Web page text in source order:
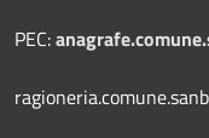
PEC: